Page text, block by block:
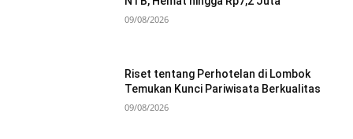
09/08/2026
Riset tentang Perhotelan di Lombok
Temukan Kunci Pariwisata Berkualitas
09/08/2026